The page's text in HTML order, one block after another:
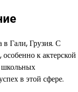
в Гали, Грузия. С
особенно к актерской
школьных
в этой сфере.